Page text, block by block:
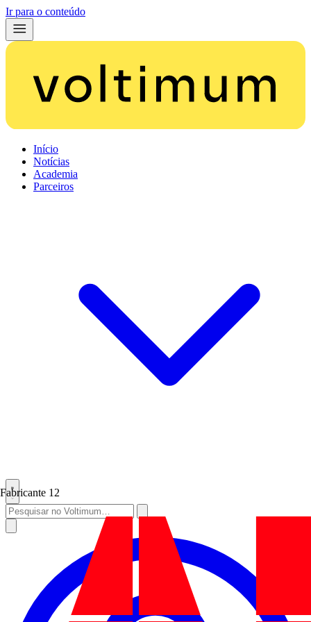
Ir para o conteúdo
Início
Notícias
Academia
Parceiros
Fabricante 12